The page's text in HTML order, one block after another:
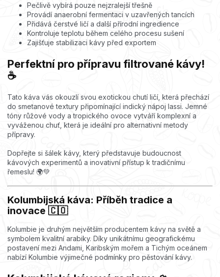
Pečlivě vybírá pouze nejzralejší třešně
Provádí anaerobní fermentaci v uzavřených tancích
Přidává čerstvé ličí a další přírodní ingredience
Kontroluje teplotu během celého procesu sušení
Zajišťuje stabilizaci kávy před exportem
Perfektní pro přípravu filtrované kávy!
☕
Tato káva vás okouzlí svou exotickou chutí ličí, která přechází
do smetanové textury připomínající indický nápoj lassi. Jemné
tóny růžové vody a tropického ovoce vytváří komplexní a
vyváženou chuť, která je ideální pro alternativní metody
přípravy.
Dopřejte si šálek kávy, který představuje budoucnost
kávových experimentů a inovativní přístup k tradičnímu
řemeslu! 🌍💚
Kolumbijská káva: Příběh tradice a
inovace 🇨🇴
Kolumbie je druhým největším producentem kávy na světě a
symbolem kvalitní arabiky. Díky unikátnímu geografickému
postavení mezi Andami, Karibským mořem a Tichým oceánem
nabízí Kolumbie výjimečné podmínky pro pěstování kávy.